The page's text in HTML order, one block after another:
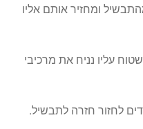
ומחזיר אותם אליו
עליו נניח את מרכיבי
לחזור חזרה לתבשיל.